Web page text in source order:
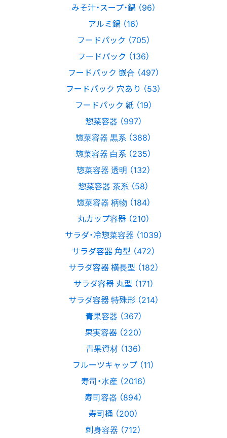
みそ汁・スープ・鍋 （96）
アルミ鍋 （16）
フードパック （705）
フードパック （136）
フードパック 嵌合 （497）
フードパック 穴あり （53）
フードパック 紙 （19）
惣菜容器 （997）
惣菜容器 黒系 （388）
惣菜容器 白系 （235）
惣菜容器 透明 （132）
惣菜容器 茶系 （58）
惣菜容器 柄物 （184）
丸カップ容器 （210）
サラダ・冷惣菜容器 （1039）
サラダ容器 角型 （472）
サラダ容器 横長型 （182）
サラダ容器 丸型 （171）
サラダ容器 特殊形 （214）
青果容器 （367）
果実容器 （220）
青果資材 （136）
フルーツキャップ （11）
寿司・水産 （2016）
寿司容器 （894）
寿司桶 （200）
刺身容器 （712）